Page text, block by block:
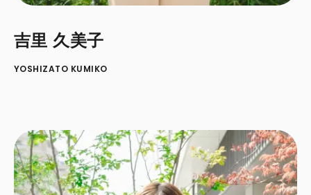
吉里 久美子
YOSHIZATO KUMIKO